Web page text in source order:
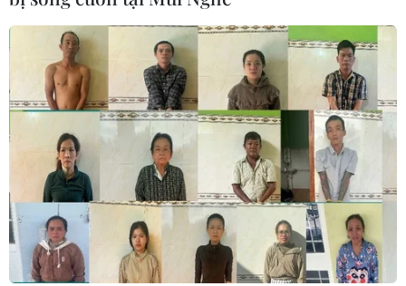
24/04/2022 10:29
Khởi công xây năm 1974 và đưa vào sử dụng năm 1979,
hồ Pá Khoang nằm ở độ cao gần 900m so với mực
nước biển, có diện tích mặt hồ rộng 600ha, diện tích lưu
vực 77km2, dung tích chứa hơn 40 triệu m3.